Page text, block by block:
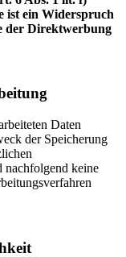
ist ein Widerspruch
der Direktwerbung
Daten
der Speicherung
nachfolgend keine